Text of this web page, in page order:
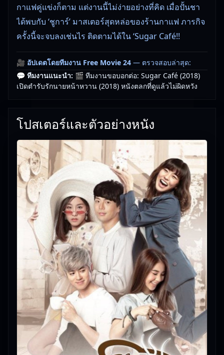
กาแฟคู่แข่งก็ตาม แต่งานนี้ไม่ง่ายอย่างที่คิด เมื่อปั้นชา
ได้พบกับ ‘ชูการ์’ มาสเตอร์สุดหล่อของร้านกาแฟ ภารกิจ
ครั้งนี้จะจบลงเช่นไร ติดตามได้ใน ‘Sugar Café!!
🎥 อัปเดตโดยทีมงาน Free Movie 24 — ตรวจสอบล่าสุด:
29/05/2026 |เกี่ยวกับเรา
💬 ทีมงานแนะนำ: 🎬 ทีมงานขอบอกต่อ: Sugar Café (2018)
เปิดตำรับรักนายหน้าหวาน (2018) หนังตลกที่ดูแล้วไม่ผิดหวัง
โปสเตอร์และตัวอย่างหนัง